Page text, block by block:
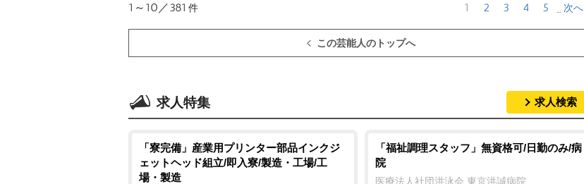
1～10／381 件 1 2 3 4 5 次へ
この芸能人のトップへ
求人特集 求人検索
「寮完備」産業用プリンター部品インクジ
ェットヘッド組立/即入寮/製造・工場/工
場・製造
「福祉調理スタッフ」無資格可/日勤のみ/病
院
医療法人社団洪泳会 東京洪誠病院